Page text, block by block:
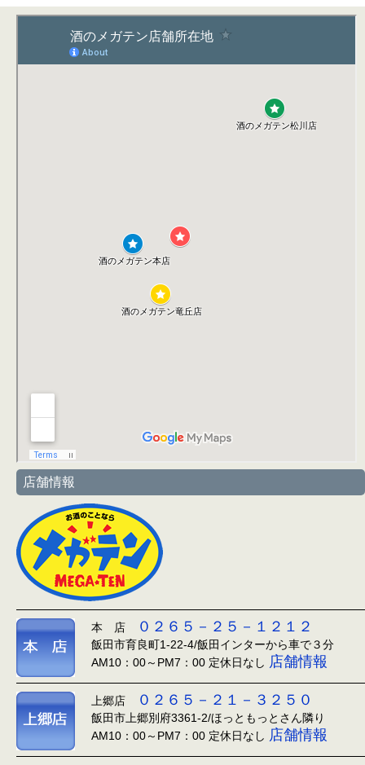
店舗情報
本 店 ０２６５－２５－１２１２
飯田市育良町1-22-4/飯田インターから車で３分
AM10：00～PM7：00 定休日なし 店舗情報
上郷店 ０２６５－２１－３２５０
飯田市上郷別府3361-2/ほっともっとさん隣り
AM10：00～PM7：00 定休日なし 店舗情報